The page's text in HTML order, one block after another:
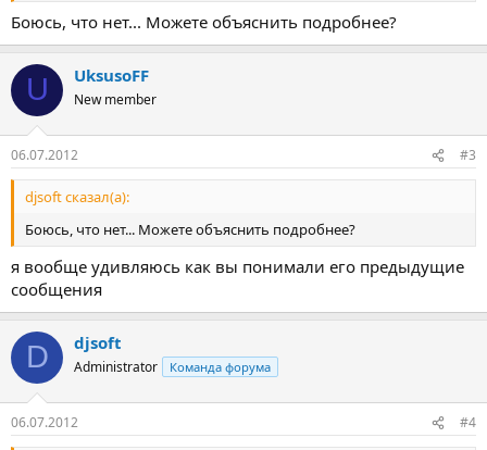
Боюсь, что нет... Можете объяснить подробнее?
U UksusoFF
New member
06.07.2012 #3
djsoft сказал(а):
Боюсь, что нет... Можете объяснить подробнее?
я вообще удивляюсь как вы понимали его предыдущие
сообщения
D djsoft
Administrator Команда форума
06.07.2012 #4